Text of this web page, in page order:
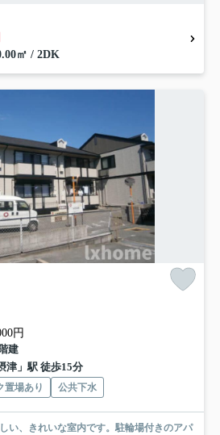
㎡ / 2DK
円
建
津」駅 徒歩15分
置場あり 公共下水
い、きれいな室内です。駐輪場付きのアパ